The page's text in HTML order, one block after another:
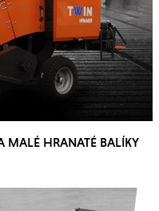
MALÉ HRANATÉ BALÍKY